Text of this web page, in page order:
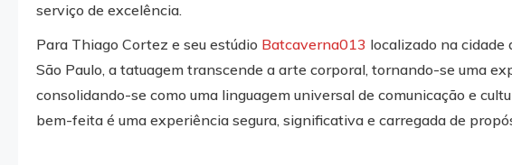
serviço de excelência.
Para Thiago Cortez e seu estúdio Batcaverna013 localizado na cidade
São Paulo, a tatuagem transcende a arte corporal, tornando-se uma
consolidando-se como uma linguagem universal de comunicação e
bem-feita é uma experiência segura, significativa e carregada de